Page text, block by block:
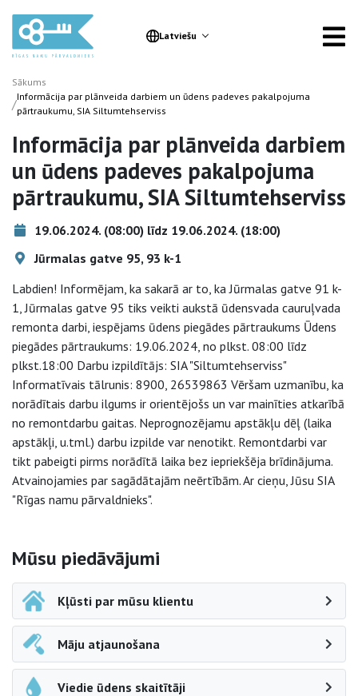
Latviešu
Sākums
/Informācija par plānveida darbiem un ūdens padeves pakalpojuma
pārtraukumu, SIA Siltumtehserviss
Informācija par plānveida darbiem
un ūdens padeves pakalpojuma
pārtraukumu, SIA Siltumtehserviss
19.06.2024. (08:00) līdz 19.06.2024. (18:00)
Jūrmalas gatve 95, 93 k-1
Labdien! Informējam, ka sakarā ar to, ka Jūrmalas gatve 91 k-
1, Jūrmalas gatve 95 tiks veikti aukstā ūdensvada cauruļvada
remonta darbi, iespējams ūdens piegādes pārtraukums Ūdens
piegādes pārtraukums: 19.06.2024, no plkst. 08:00 līdz
plkst.18:00 Darbu izpildītājs: SIA "Siltumtehserviss"
Informatīvais tālrunis: 8900, 26539863 Vēršam uzmanību, ka
norādītais darbu ilgums ir orientējošs un var mainīties atkarībā
no remontdarbu gaitas. Neprognozējamu apstākļu dēļ (laika
apstākļi, u.tml.) darbu izpilde var nenotikt. Remontdarbi var
tikt pabeigti pirms norādītā laika bez iepriekšēja brīdinājuma.
Atvainojamies par sagādātajām neērtībām. Ar cieņu, Jūsu SIA
"Rīgas namu pārvaldnieks".
Sāna navigācija
Mūsu piedāvājumi
Kļūsti par mūsu klientu
Māju atjaunošana
Viedie ūdens skaitītāji